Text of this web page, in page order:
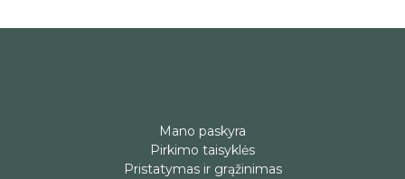
Mano paskyra
Pirkimo taisyklės
Pristatymas ir grąžinimas